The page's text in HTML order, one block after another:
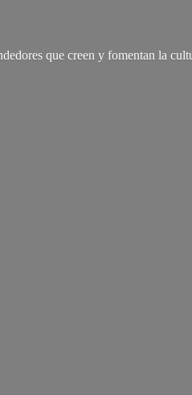
que creen y fomentan la